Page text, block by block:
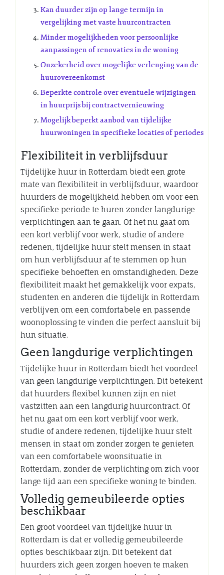
Kan duurder zijn op lange termijn in
vergelijking met vaste huurcontracten
Minder mogelijkheden voor persoonlijke
aanpassingen of renovaties in de woning
Onzekerheid over mogelijke verlenging van de
huurovereenkomst
Beperkte controle over eventuele wijzigingen
in huurprijs bij contractvernieuwing
Mogelijk beperkt aanbod van tijdelijke
huurwoningen in specifieke locaties of periodes
Flexibiliteit in verblijfsduur
Tijdelijke huur in Rotterdam biedt een grote
mate van flexibiliteit in verblijfsduur, waardoor
huurders de mogelijkheid hebben om voor een
specifieke periode te huren zonder langdurige
verplichtingen aan te gaan. Of het nu gaat om
een kort verblijf voor werk, studie of andere
redenen, tijdelijke huur stelt mensen in staat
om hun verblijfsduur af te stemmen op hun
specifieke behoeften en omstandigheden. Deze
flexibiliteit maakt het gemakkelijk voor expats,
studenten en anderen die tijdelijk in Rotterdam
verblijven om een comfortabele en passende
woonoplossing te vinden die perfect aansluit bij
hun situatie.
Geen langdurige verplichtingen
Tijdelijke huur in Rotterdam biedt het voordeel
van geen langdurige verplichtingen. Dit betekent
dat huurders flexibel kunnen zijn en niet
vastzitten aan een langdurig huurcontract. Of
het nu gaat om een kort verblijf voor werk,
studie of andere redenen, tijdelijke huur stelt
mensen in staat om zonder zorgen te genieten
van een comfortabele woonsituatie in
Rotterdam, zonder de verplichting om zich voor
lange tijd aan een specifieke woning te binden.
Volledig gemeubileerde opties
beschikbaar
Een groot voordeel van tijdelijke huur in
Rotterdam is dat er volledig gemeubileerde
opties beschikbaar zijn. Dit betekent dat
huurders zich geen zorgen hoeven te maken